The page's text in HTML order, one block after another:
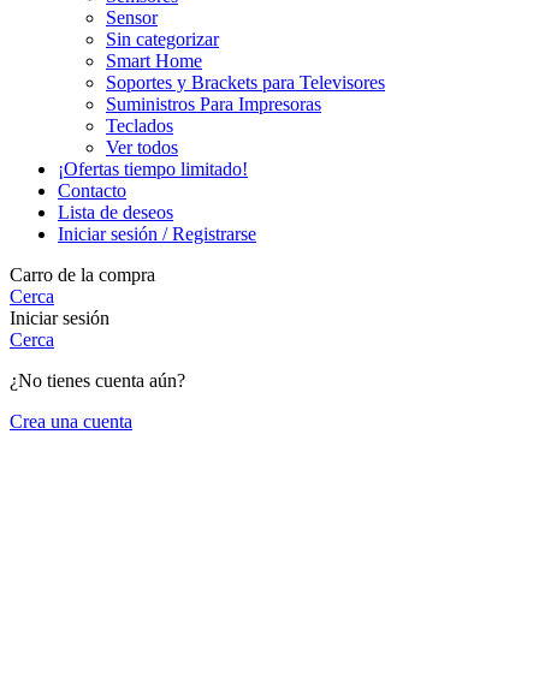
Sensor
Sin categorizar
Smart Home
Soportes y Brackets para Televisores
Suministros Para Impresoras
Teclados
Ver todos
¡Ofertas tiempo limitado!
Contacto
Lista de deseos
Iniciar sesión / Registrarse
Carro de la compra
Cerca
Iniciar sesión
Cerca
¿No tienes cuenta aún?
Crea una cuenta